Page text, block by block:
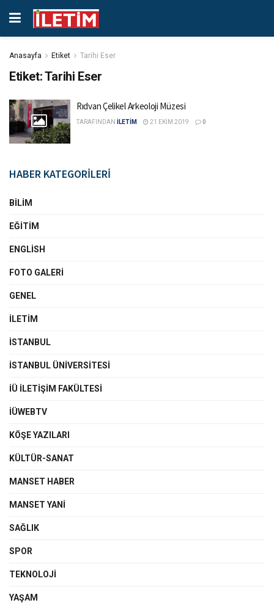
Anasayfa Etiket Tarihi Eser
Etiket:Tarihi Eser
Rıdvan Çelikel Arkeoloji Müzesi
TARAFINDAN İLETİM 21 EKIM 2019 0
HABER KATEGORİLERİ
BILIM
EĞITIM
ENGLISH
FOTO GALERI
GENEL
İLETIM
İSTANBUL
İSTANBUL ÜNIVERSITESI
İÜ İLETIŞIM FAKÜLTESI
İÜWEBTV
KÖŞE YAZILARI
KÜLTÜR-SANAT
MANSET HABER
MANSET YANI
SAĞLIK
SPOR
TEKNOLOJI
YAŞAM